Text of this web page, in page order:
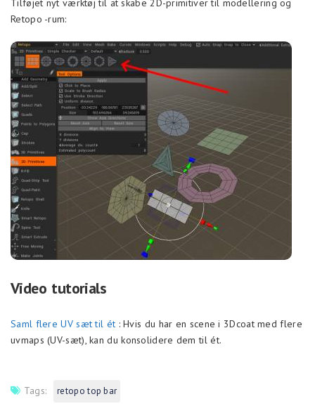
Tilføjet nyt værktøj til at skabe 2D-primitiver til modellering og
Retopo -rum:
Video tutorials
Saml flere UV sæt til ét : Hvis du har en scene i 3Dcoat med flere
uvmaps (UV-sæt), kan du konsolidere dem til ét.
Tags: retopo top bar